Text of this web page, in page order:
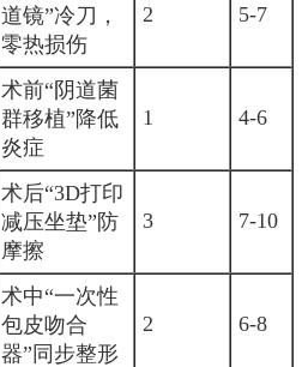
道镜”冷刀，
零热损伤
2 5-7
术前“阴道菌
群移植”降低
炎症
1 4-6
术后“3D打印
减压坐垫”防
摩擦
3 7-10
术中“一次性
包皮吻合
器”同步整形
2 6-8